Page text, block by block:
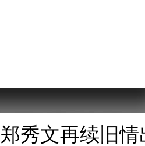
文再续旧情